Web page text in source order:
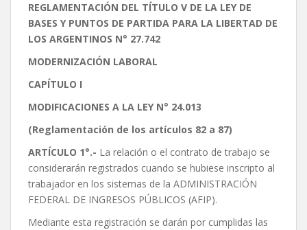
REGLAMENTACIÓN DEL TÍTULO V DE LA LEY DE
BASES Y PUNTOS DE PARTIDA PARA LA LIBERTAD DE
LOS ARGENTINOS N° 27.742
MODERNIZACIÓN LABORAL
CAPÍTULO I
MODIFICACIONES A LA LEY N° 24.013
(Reglamentación de los artículos 82 a 87)
ARTÍCULO 1°.- La relación o el contrato de trabajo se
considerarán registrados cuando se hubiese inscripto al
trabajador en los sistemas de la ADMINISTRACIÓN
FEDERAL DE INGRESOS PÚBLICOS (AFIP).
Mediante esta registración se darán por cumplidas las